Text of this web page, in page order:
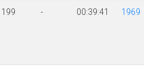
199 - 00:39:41 1969